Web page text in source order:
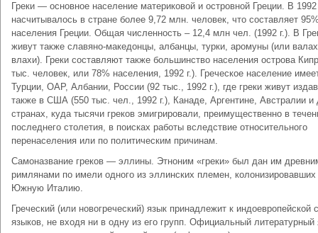
Греки — основное население материковой и островной Греции. В 1992
насчитывалось в стране более 9,72 млн. человек, что составляет
населения Греции. Общая численность – 12,4 млн чел. (1992 г.). В
живут также славяно-македонцы, албанцы, турки, аромуны (или
влахи). Греки составляют также большинство населения острова
тыс. человек, или 78% населения, 1992 г.). Греческое население
Турции, ОАР, Албании, России (92 тыс., 1992 г.), где греки живут
также в США (550 тыс. чел., 1992 г.), Канаде, Аргентине, Австралии и
странах, куда тысячи греков эмигрировали, преимущественно в
последнего столетия, в поисках работы вследствие относительного
перенаселения или по политическим причинам.
Самоназвание греков — эллины. Этноним «греки» был дан им
римлянами по имели одного из эллинских племен, колонизировавших
Южную Италию.
Греческий (или новогреческий) язык принадлежит к индоевропейской
языков, не входя ни в одну из его групп. Официальный литературный